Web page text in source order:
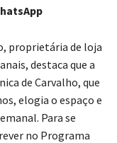
proprietária de loja
destaca que a
de Carvalho, que
elogia o espaço e
Para se
no Programa